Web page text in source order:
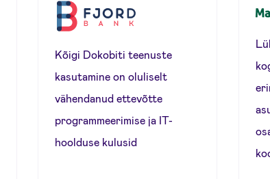
Kõigi Dokobiti teenuste
kasutamine on oluliselt
vähendanud ettevõtte
programmeerimise ja IT-
hoolduse kulusid